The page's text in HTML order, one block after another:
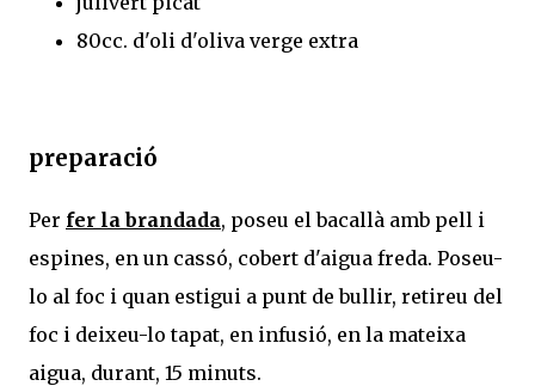
80cc. d'oli d'oliva verge extra
preparació
Per fer la brandada, poseu el bacallà amb pell i
espines, en un cassó, cobert d'aigua freda. Poseu-
lo al foc i quan estigui a punt de bullir, retireu del
foc i deixeu-lo tapat, en infusió, en la mateixa
aigua, durant, 15 minuts.